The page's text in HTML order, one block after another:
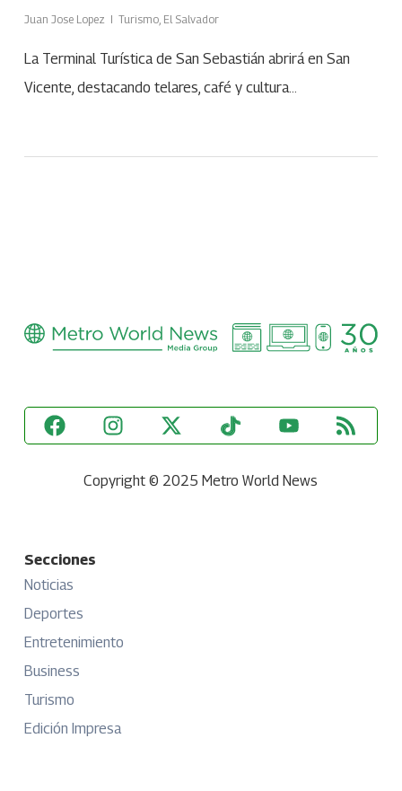
Juan Jose Lopez Turismo, El Salvador
La Terminal Turística de San Sebastián abrirá en San
Vicente, destacando telares, café y cultura…
Copyright © 2025 Metro World News
Secciones
Noticias
Deportes
Entretenimiento
Business
Turismo
Edición Impresa